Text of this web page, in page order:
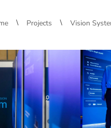
\ Projects \ Vision